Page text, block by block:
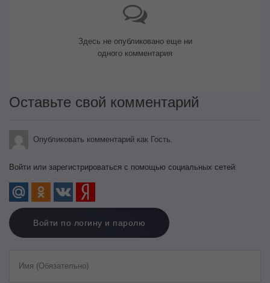
Здесь не опубликовано еще ни
одного комментария
Оставьте свой комментарий
Опубликовать комментарий как Гость.
Войти или зарегистрироваться с помощью социальных сетей:
Войти по логину и паролю
Имя (Обязательно)